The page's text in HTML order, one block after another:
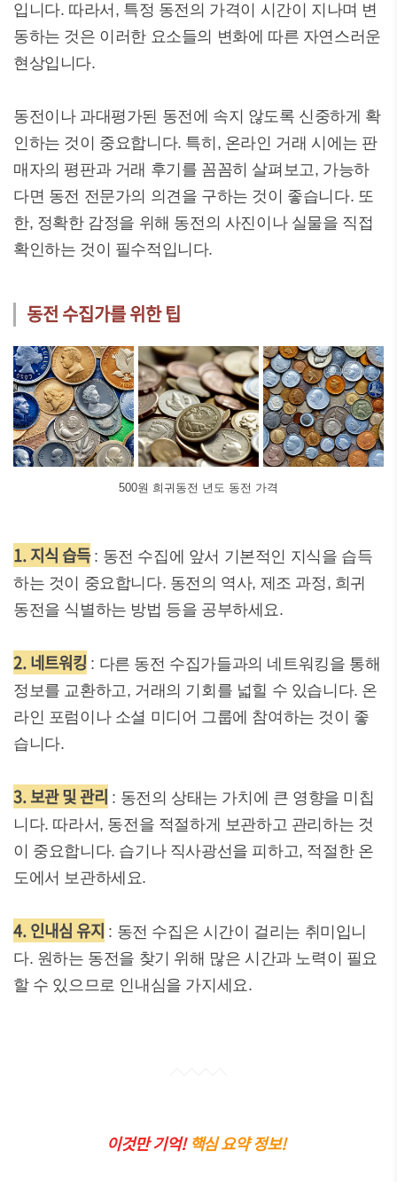
입니다. 따라서, 특정 동전의 가격이 시간이 지나며 변
동하는 것은 이러한 요소들의 변화에 따른 자연스러운
현상입니다.
동전이나 과대평가된 동전에 속지 않도록 신중하게 확
인하는 것이 중요합니다. 특히, 온라인 거래 시에는 판
매자의 평판과 거래 후기를 꼼꼼히 살펴보고, 가능하
다면 동전 전문가의 의견을 구하는 것이 좋습니다. 또
한, 정확한 감정을 위해 동전의 사진이나 실물을 직접
확인하는 것이 필수적입니다.
동전 수집가를 위한 팁
500원 희귀동전 년도 동전 가격
1. 지식 습득: 동전 수집에 앞서 기본적인 지식을 습득
하는 것이 중요합니다. 동전의 역사, 제조 과정, 희귀
동전을 식별하는 방법 등을 공부하세요.
2. 네트워킹 : 다른 동전 수집가들과의 네트워킹을 통해
정보를 교환하고, 거래의 기회를 넓힐 수 있습니다. 온
라인 포럼이나 소셜 미디어 그룹에 참여하는 것이 좋
습니다.
3. 보관 및 관리 : 동전의 상태는 가치에 큰 영향을 미칩
니다. 따라서, 동전을 적절하게 보관하고 관리하는 것
이 중요합니다. 습기나 직사광선을 피하고, 적절한 온
도에서 보관하세요.
4. 인내심 유지 : 동전 수집은 시간이 걸리는 취미입니
다. 원하는 동전을 찾기 위해 많은 시간과 노력이 필요
할 수 있으므로 인내심을 가지세요.
이것만 기억!핵심 요약 정보!